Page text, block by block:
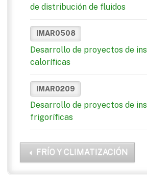
de distribución de fluidos
IMAR0508
Desarrollo de proyectos de
caloríficas
IMAR0209
Desarrollo de proyectos de
frigoríficas
FRÍO Y CLIMATIZACIÓN